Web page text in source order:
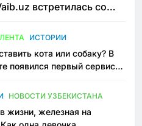
встретилась со
ИСТОРИИ
кота или собаку? В
появился первый сервис
НОВОСТИ УЗБЕКИСТАНА
жизни, железная на